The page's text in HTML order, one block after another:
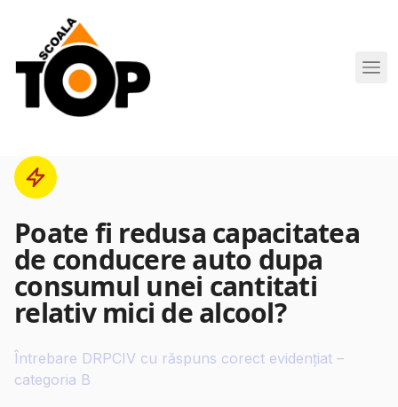
Scoala de Soferi TOP navigation
Poate fi redusa capacitatea
de conducere auto dupa
consumul unei cantitati
relativ mici de alcool?
Întrebare DRPCIV cu răspuns corect evidențiat –
categoria B